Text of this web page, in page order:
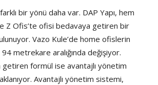
bir yönü daha var. DAP Yapı, hem
Z Ofis’te ofisi bedavaya getiren bir
Vazo Kule’de home ofislerin
metrekare aralığında değişiyor.
formül ise avantajlı yönetim
Avantajlı yönetim sistemi,